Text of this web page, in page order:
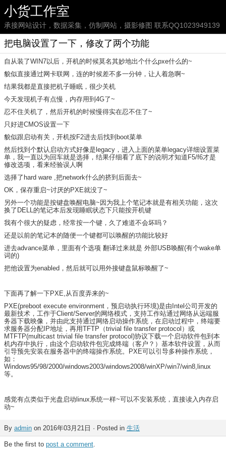
小货工作室
承接网站设计，数据采集，仿制网站，摄影修图 联系QQ1023949139
把电脑设置了一下，修改了两个功能
自从装了WIN7以后，开机的时候莫名其妙地出个什么pxe什么的~
貌似直接通过网卡联网，连的时候差不多一分钟，让人着急啊~
结果我都是直接把机子睡眠，很少关机
今天发现机子有点慢，内存用到4G了~
忍不住关机了，然后开机的时候慢得实在忍不住了~
只好进CMOS设置一下
貌似跟启动有关，开机按F2进去后找到boot菜单
然后找到个默认启动方式好像是legacy，进入上面的菜单legacy详细设置菜
单，我一直以为回车就是选择，结果仔细看了底下的说明才知道F5/f6才是
修改选项，看来经验误人啊
选择了hard ware ,把network什么的挤到后面去~
OK，保存重启~讨厌的PXE就没了~
另外一个功能是按键盘唤醒电脑~因为我上个笔记本就是有相关功能，这次
换了DELL的笔记本后发现睡眠状态下只能按开机键
我有个很大的疑虑，经常按一个键，久了难道不会坏吗？
还是以前的笔记本的随便一个键都可以唤醒的功能比较好
进去advance菜单，里面有个选项 翻译过来就是 外部USB唤醒(有个wake单
词的)
把他设置为enabled，然后就可以用外接键盘鼠标唤醒了~
下面再了解一下PXE,从百度弄来的~
PXE(preboot execute environment，预启动执行环境)是由Intel公司开发的
最新技术，工作于Client/Server的网络模式，支持工作站通过网络从远端服
务器下载映像，并由此支持通过网络启动操作系统，在启动过程中，终端要
求服务器分配IP地址，再用TFTP（trivial file transfer protocol）或
MTFTP(multicast trivial file transfer protocol)协议下载一个启动软件包到本
机内存中执行，由这个启动软件包完成终端（客户？）基本软件设置，从而
引导预先安装在服务器中的终端操作系统。PXE可以引导多种操作系统，
如：
Windows95/98/2000/windows2003/windows2008/winXP/win7/win8,linux
等。
感觉有点类似于光盘启动linux系统一样~可以不安装系统，直接读入内存启
动~
By admin on 2016年03月21日 · Posted in 生活
Be the first to post a comment.